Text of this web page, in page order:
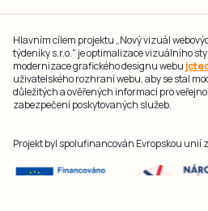
Hlavním cílem projektu „Nový vizuál
týdeníky s.r.o." je optimalizace vizuálního
modernizace grafického designu webu
uživatelského rozhraní webu, aby se stal
důležitých a ověřených informací pro
zabezpečení poskytovaných služeb.
Projekt byl spolufinancován Evropskou unií